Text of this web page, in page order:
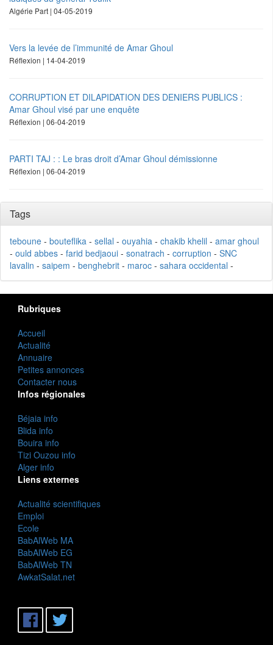
Algérie Part | 04-05-2019
Vers la levée de l’immunité de Amar Ghoul
Réflexion | 14-04-2019
CORRUPTION ET DILAPIDATION DES DENIERS PUBLICS :
Amar Ghoul visé par une enquête
Réflexion | 06-04-2019
PARTI TAJ : : Le bras droit d’Amar Ghoul démissionne
Réflexion | 06-04-2019
Tags
teboune - bouteflika - sellal - ouyahia - chakib khelil - amar ghoul
- ould abbes - farid bedjaoui - sonatrach - corruption - SNC
lavalin - saipem - benghebrit - maroc - sahara occidental -
Rubriques
Accueil
Actualité
Annuaire
Petites annonces
Contacter nous
Infos régionales
Béjaia info
Blida info
Bouira info
Tizi Ouzou info
Alger info
Liens externes
Actualité scientifiques
Emploi
Ecole
BabAlWeb MA
BabAlWeb EG
BabAlWeb TN
AwkatSalat.net